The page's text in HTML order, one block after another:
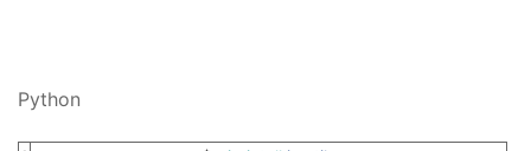
Python